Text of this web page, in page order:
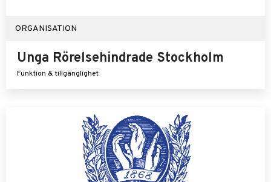
ORGANISATION
Unga Rörelsehindrade Stockholm
Funktion & tillgänglighet